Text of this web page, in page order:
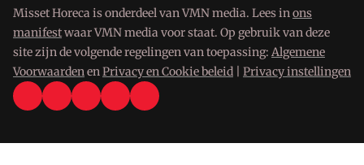
Misset Horeca is onderdeel van VMN media. Lees in ons
manifestwaar VMN media voor staat. Op gebruik van deze
site zijn de volgende regelingen van toepassing: Algemene
Voorwaarden en Privacy en Cookie beleid Privacy instellingen